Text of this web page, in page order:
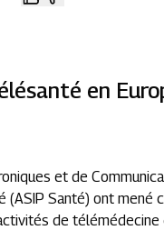
en
et de
Santé) ont mené
de télémédecine